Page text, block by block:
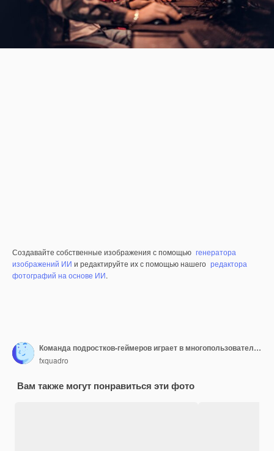
Создавайте собственные изображения с помощью генератора
изображений ИИ и редактируйте их с помощью нашего редактора
фотографий на основе ИИ.
Команда подростков-геймеров играет в многопользовательскую видеоигру на ПК в игровом клубе.
fxquadro
Вам также могут понравиться эти фото